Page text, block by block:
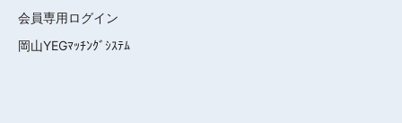
会員専用ログイン
岡山YEGﾏｯﾁﾝｸﾞｼｽﾃﾑ